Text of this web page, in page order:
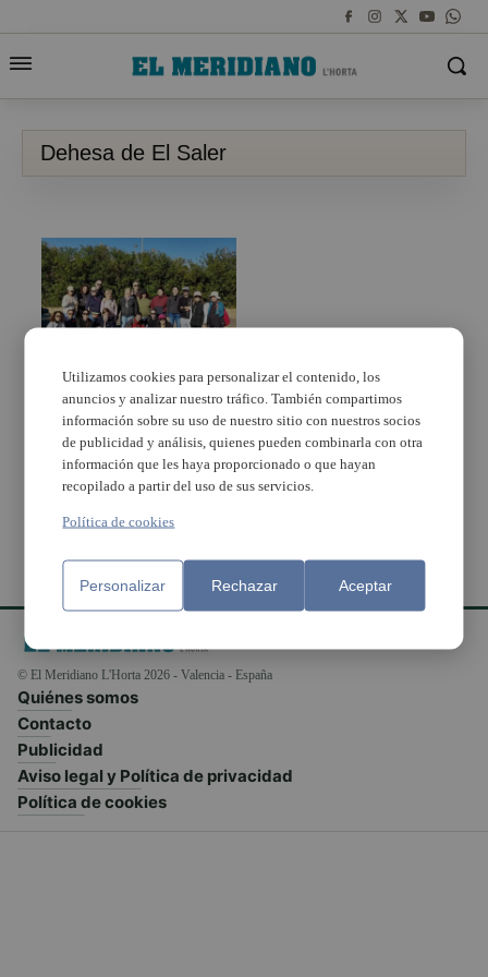
Dehesa de El Saler
El proyecto Libera
reúne a más de 20
voluntarios para limpiar
la Dehesa de El Saler
© El Meridiano L'Horta 2026 - Valencia - España
Quiénes somos
Contacto
Publicidad
Aviso legal y Política de privacidad
Política de cookies
Utilizamos cookies para personalizar el contenido, los
anuncios y analizar nuestro tráfico. También compartimos
información sobre su uso de nuestro sitio con nuestros socios
de publicidad y análisis, quienes pueden combinarla con otra
información que les haya proporcionado o que hayan
recopilado a partir del uso de sus servicios.
Política de cookies
Personalizar Rechazar Aceptar